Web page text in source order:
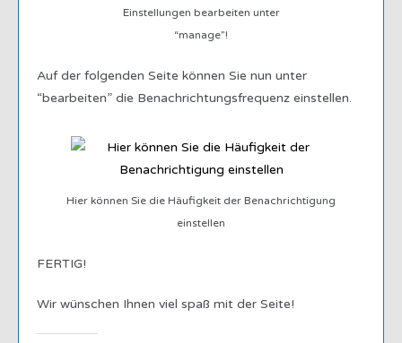
Einstellungen bearbeiten unter
“manage”!
Auf der folgenden Seite können Sie nun unter
“bearbeiten” die Benachrichtungsfrequenz einstellen.
Hier können Sie die Häufigkeit der Benachrichtigung
einstellen
FERTIG!
Wir wünschen Ihnen viel spaß mit der Seite!